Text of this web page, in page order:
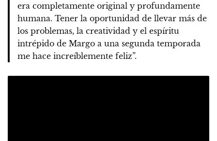
era completamente original y profundamente
humana. Tener la oportunidad de llevar más de
los problemas, la creatividad y el espíritu
intrépido de Margo a una segunda temporada
me hace increíblemente feliz”.